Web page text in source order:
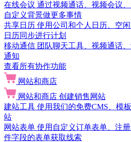
在线会议 通过视频通话、视频会议
自定义背景做更多事情
共享日历 使用公司和个人日历、空
日历同步进行计划
移动通信 团队聊天工具、视频通话
通知
查看所有协作功能
网站和商店
网站和商店 创建销售网站
建站工具 使用我们的免费CMS、模
站
网站表单 使用自定义订单表单、注
件字段的表单获取线索